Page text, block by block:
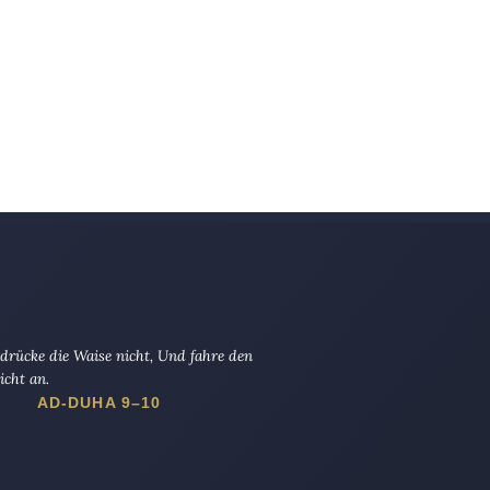
die Waise nicht, Und fahre den
an.
AD-DUHA 9–10